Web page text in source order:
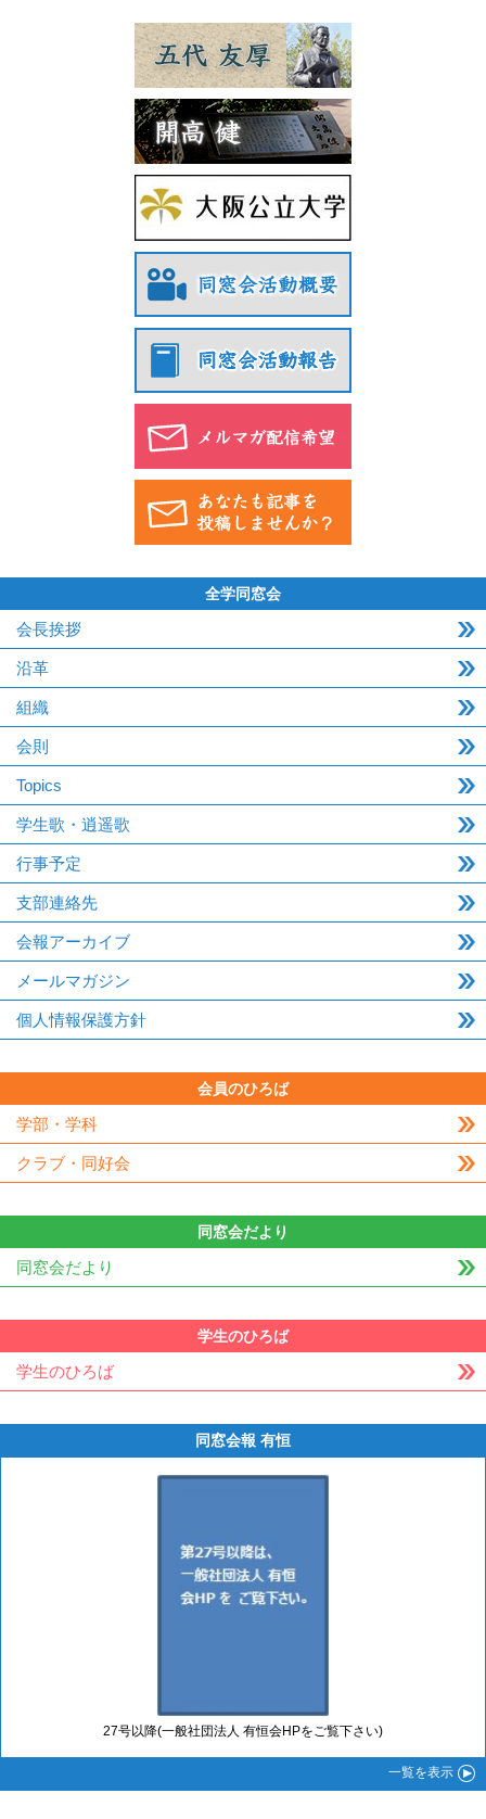
全学同窓会
会長挨拶
沿革
組織
会則
Topics
学生歌・逍遥歌
行事予定
支部連絡先
会報アーカイブ
メールマガジン
個人情報保護方針
会員のひろば
学部・学科
クラブ・同好会
同窓会だより
同窓会だより
学生のひろば
学生のひろば
同窓会報 有恒
27号以降(一般社団法人 有恒会HPをご覧下さい)
一覧を表示